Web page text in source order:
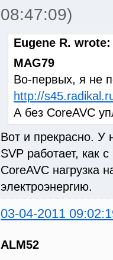
08:47:09)
Eugene R. wrote:
MAG79
Во-первых, я не
http://
А без CoreAVC
Вот и прекрасно.
SVP работает, как
CoreAVC нагрузка
электроэнергию.
03-04-2011
ALM52